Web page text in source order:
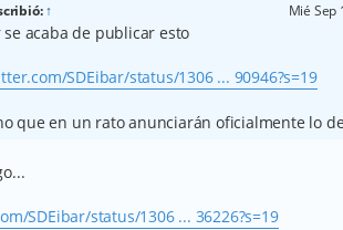
↑ Mié Sep
se acaba de publicar esto
SDEibar/status/1306 ... 90946?s=19
que en un rato anunciarán oficialmente lo
SDEibar/status/1306 ... 36226?s=19